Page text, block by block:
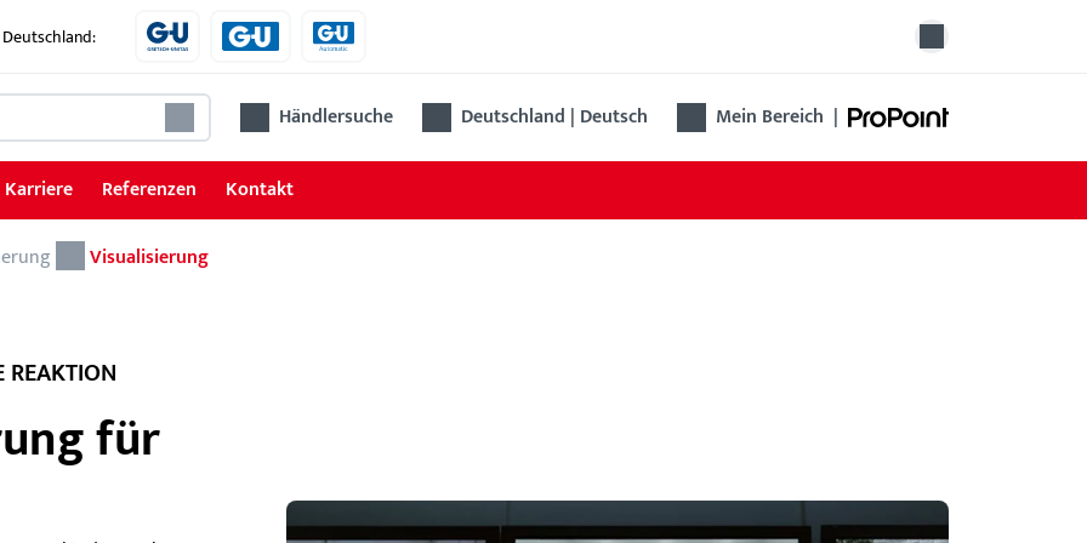
Händlersuche Deutschland | Deutsch Mein Bereich |
Elektrische Fluchttürsicherung
Verriegelungselemente
Die elektrisch verriegelte Touch Bar EVT
Karriere Referenzen Kontakt
Visualisierung
REAKTION
für